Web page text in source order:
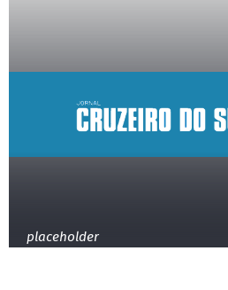
placeholder